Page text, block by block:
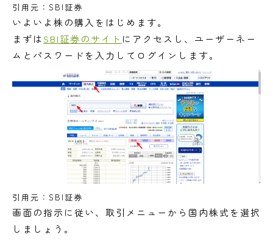
引用元：SBI証券
いよいよ株の購入をはじめます。
まずはSBI証券のサイト にアクセスし、ユーザーネー
ムとパスワードを入力してログインします。
引用元：SBI証券
画面の指示に従い、取引メニューから国内株式を選択
しましょう。